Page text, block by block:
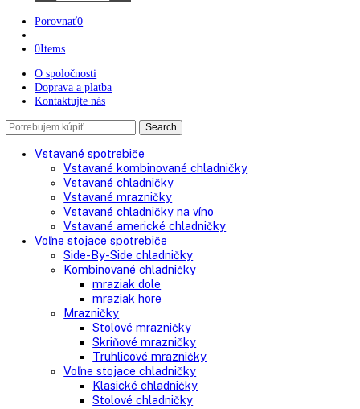
Gastrozóna
Porovnať 0
0Items
O spoločnosti
Kontaktujte nás
Search
Vstavané spotrebiče
Vstavané kombinované chladničky
Vstavané chladničky
Vstavané mrazničky
Vstavané chladničky na víno
Vstavané americké chladničky
Voľne stojace spotrebiče
Side-By-Side chladničky
Kombinované chladničky
mraziak dole
mraziak hore
Mrazničky